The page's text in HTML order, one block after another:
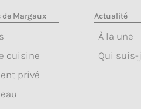
de Margaux
cuisine
privé
Actualité
À la une
Qui suis-